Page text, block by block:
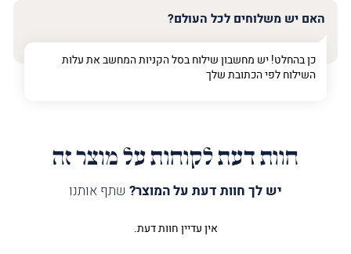
האם יש משלוחים לכל העולם?
כן בהחלט! יש מחשבון שילוח בסל הקניות המחשב את עלות
השילוח לפי הכתובת שלך
חוות דעת לקוחות על מוצר זה
יש לך חוות דעת על המוצר? שתף אותנו
אין עדיין חוות דעת.